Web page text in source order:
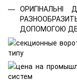
ДОПОМОГОЮ